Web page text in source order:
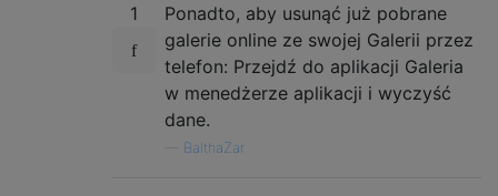
1
Ponadto, aby usunąć już pobrane
galerie online ze swojej Galerii przez
telefon: Przejdź do aplikacji Galeria
w menedżerze aplikacji i wyczyść
dane.
BalthaZar